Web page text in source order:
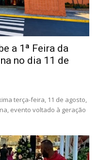
a 1ª Feira da
no dia 11 de
terça-feira, 11 de agosto,
evento voltado à geração